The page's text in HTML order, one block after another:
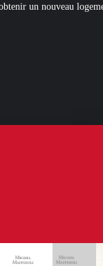
[L’ÉTÉ BV] Artisans,